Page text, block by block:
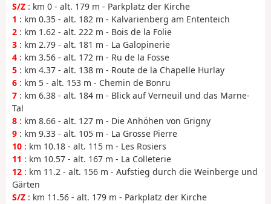
S/Z : km 0 - alt. 179 m - Parkplatz der Kirche
1 : km 0.35 - alt. 182 m - Kalvarienberg am Ententeich
2 : km 1.62 - alt. 222 m - Bois de la Folie
3 : km 2.79 - alt. 181 m - La Galopinerie
4 : km 3.56 - alt. 172 m - Ru de la Fosse
5 : km 4.37 - alt. 138 m - Route de la Chapelle Hurlay
6 : km 5 - alt. 153 m - Chemin de Bonru
7 : km 6.38 - alt. 184 m - Blick auf Verneuil und das Marne-
Tal
8 : km 8.66 - alt. 127 m - Die Anhöhen von Grigny
9 : km 9.33 - alt. 105 m - La Grosse Pierre
10 : km 10.18 - alt. 115 m - Les Rosiers
11 : km 10.57 - alt. 167 m - La Colleterie
12 : km 11.2 - alt. 156 m - Aufstieg durch die Weinberge und
Gärten
S/Z : km 11.56 - alt. 179 m - Parkplatz der Kirche